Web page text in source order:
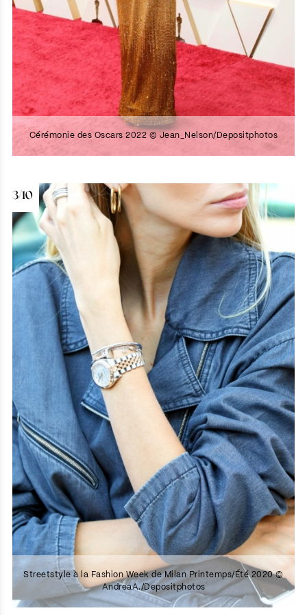
Cérémonie des Oscars 2022 © Jean_Nelson/Depositphotos
3/10
Streetstyle à la Fashion Week de Milan Printemps/Été 2020 ©
AndreaA./Depositphotos